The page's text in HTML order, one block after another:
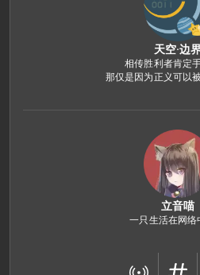
天空·边
相传胜利者肯定
那仅是因为正义可以
立音喵
一只生活在网络